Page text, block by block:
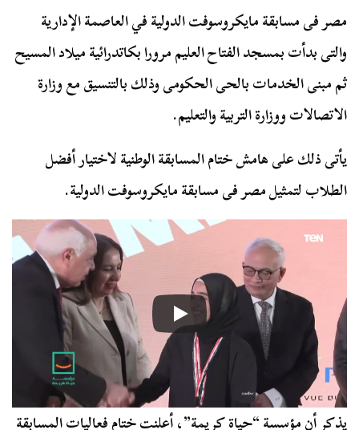
مصر فى مسابقة مايكروسوفت الدولية في العاصمة الإدارية
والتى بدأت بمسجد الفتاح العليم مرورا بكاتدرائية ميلاد المسيح
ثم مبنى الخدمات بالحى الحكومى وذلك بالتنسيق مع وزارة
الاتصالات ووزارة التربية والتعليم.
يأتى ذلك على هامش ختام المسابقة الوطنية لاختيار أفضل
الطلاب لتمثيل مصر فى مسابقة مايكروسوفت الدولية.
يذكر أن مؤسسة “حياة كريمة”، أعلنت ختام فعاليات المسابقة